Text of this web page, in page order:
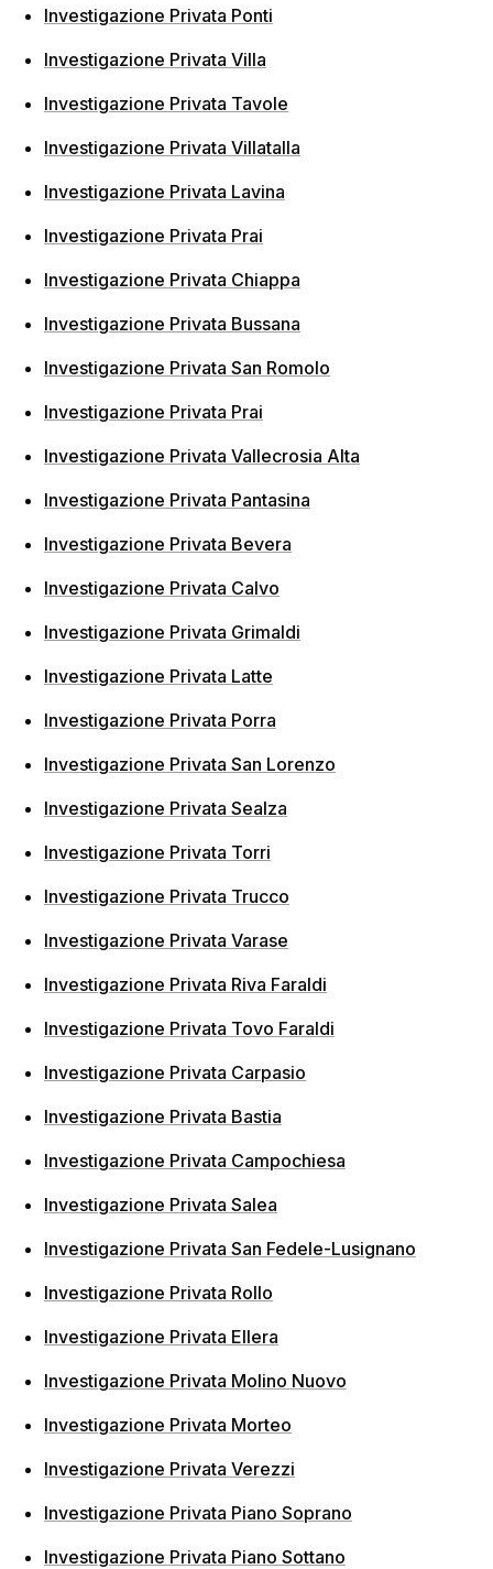
Investigazione Privata Ponti
Investigazione Privata Villa
Investigazione Privata Tavole
Investigazione Privata Villatalla
Investigazione Privata Lavina
Investigazione Privata Prai
Investigazione Privata Chiappa
Investigazione Privata Bussana
Investigazione Privata San Romolo
Investigazione Privata Prai
Investigazione Privata Vallecrosia Alta
Investigazione Privata Pantasina
Investigazione Privata Bevera
Investigazione Privata Calvo
Investigazione Privata Grimaldi
Investigazione Privata Latte
Investigazione Privata Porra
Investigazione Privata San Lorenzo
Investigazione Privata Sealza
Investigazione Privata Torri
Investigazione Privata Trucco
Investigazione Privata Varase
Investigazione Privata Riva Faraldi
Investigazione Privata Tovo Faraldi
Investigazione Privata Carpasio
Investigazione Privata Bastia
Investigazione Privata Campochiesa
Investigazione Privata Salea
Investigazione Privata San Fedele-Lusignano
Investigazione Privata Rollo
Investigazione Privata Ellera
Investigazione Privata Molino Nuovo
Investigazione Privata Morteo
Investigazione Privata Verezzi
Investigazione Privata Piano Soprano
Investigazione Privata Piano Sottano